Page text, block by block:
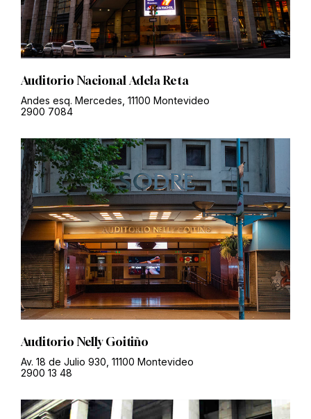
Auditorio Nacional Adela Reta
Andes esq. Mercedes, 11100 Montevideo
2900 7084
Auditorio Nelly Goitiño
Av. 18 de Julio 930, 11100 Montevideo
2900 13 48